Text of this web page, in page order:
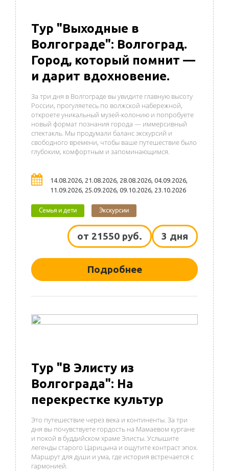
Тур "Выходные в
Волгограде": Волгоград.
Город, который помнит —
и дарит вдохновение.
За три дня в Волгограде вы увидите главную высоту
России, прогуляетесь по волжской набережной,
откроете уникальный музей-колонию и попробуете
новый формат познания города — иммерсивный
спектакль. Мы продумали баланс экскурсий и
свободного времени, чтобы ваше путешествие было
глубоким, комфортным и запоминающимся.
14.08.2026, 21.08.2026, 28.08.2026, 04.09.2026,
11.09.2026, 25.09.2026, 09.10.2026, 23.10.2026
Семья и дети Экскурсии
3 дня
от 21550 руб.
Подробнее
Тур "В Элисту из
Волгограда": На
перекрестке культур
Это путешествие через века и континенты. За три
дня вы почувствуете гордость на Мамаевом кургане
и покой в буддийском храме Элисты. Услышите
легенды старого Царицына и ощутите контраст эпох.
Маршрут для души и ума, где история встречается с
гармонией.